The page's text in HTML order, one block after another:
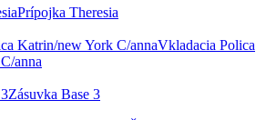
Prípojka Theresia
Vkladacia Polica
anna
Zásuvka Base 3